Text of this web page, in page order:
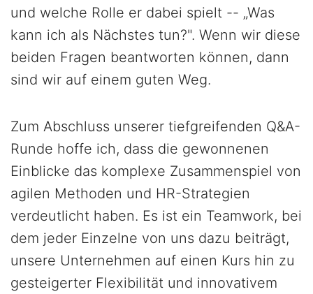
und welche Rolle er dabei spielt -- „Was
kann ich als Nächstes tun?". Wenn wir diese
beiden Fragen beantworten können, dann
sind wir auf einem guten Weg.
Zum Abschluss unserer tiefgreifenden Q&A-
Runde hoffe ich, dass die gewonnenen
Einblicke das komplexe Zusammenspiel von
agilen Methoden und HR-Strategien
verdeutlicht haben. Es ist ein Teamwork, bei
dem jeder Einzelne von uns dazu beiträgt,
unsere Unternehmen auf einen Kurs hin zu
gesteigerter Flexibilität und innovativem